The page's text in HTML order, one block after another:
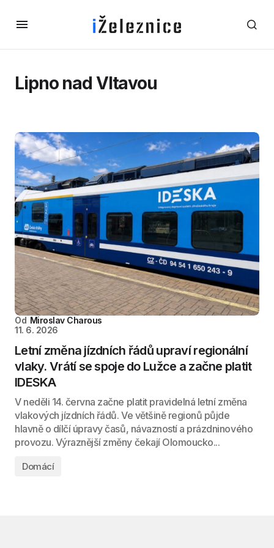
Lipno nad Vltavou
Od Miroslav Charous
11. 6. 2026
Letní změna jízdních řádů upraví regionální
vlaky. Vrátí se spoje do Lužce a začne platit
IDESKA
V neděli 14. června začne platit pravidelná letní změna
vlakových jízdních řádů. Ve většině regionů půjde
hlavně o dílčí úpravy časů, návazností a prázdninového
provozu. Výraznější změny čekají Olomoucko...
Domácí